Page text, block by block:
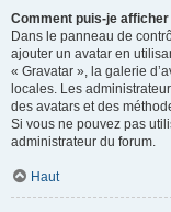
Comment puis-je
Dans le panneau de
ajouter un avatar en
« Gravatar », la galerie
locales. Les
des avatars et des
Si vous ne pouvez pas
administrateur du forum.
Haut